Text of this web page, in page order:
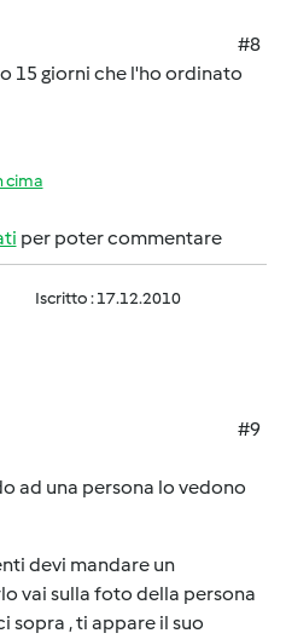
#8
15 giorni che l'ho ordinato
cima
per poter commentare
Iscritto : 17.12.2010
#9
ad una persona lo vedono
devi mandare un
vai sulla foto della persona
sopra , ti appare il suo